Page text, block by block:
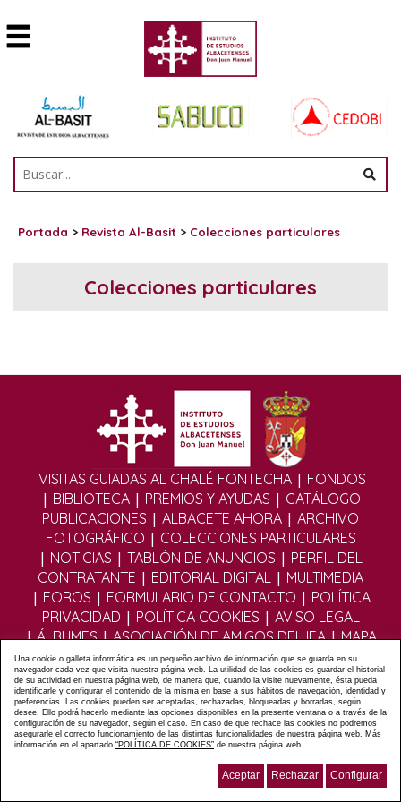
Portada > Revista Al-Basit > Colecciones particulares
Colecciones particulares
VISITAS GUIADAS AL CHALÉ FONTECHA | FONDOS
| BIBLIOTECA| PREMIOS Y AYUDAS | CATÁLOGO
PUBLICACIONES | ALBACETE AHORA | ARCHIVO
FOTOGRÁFICO | COLECCIONES PARTICULARES
| NOTICIAS | TABLÓN DE ANUNCIOS | PERFIL DEL
CONTRATANTE | EDITORIAL DIGITAL | MULTIMEDIA
| FOROS | FORMULARIO DE CONTACTO | POLÍTICA
PRIVACIDAD | POLÍTICA COOKIES | AVISO LEGAL
|ÁLBUMES|ASOCIACIÓN DE AMIGOS DEL IEA|MAPA
WEB
Diseño y Desarrollo web Im3diA comunicación
Una cookie o galleta informática es un pequeño archivo de información que se guarda en su
navegador cada vez que visita nuestra página web. La utilidad de las cookies es guardar el historial
de su actividad en nuestra página web, de manera que, cuando la visite nuevamente, ésta pueda
identificarle y configurar el contenido de la misma en base a sus hábitos de navegación, identidad y
preferencias. Las cookies pueden ser aceptadas, rechazadas, bloqueadas y borradas, según
desee. Ello podrá hacerlo mediante las opciones disponibles en la presente ventana o a través de la
configuración de su navegador, según el caso. En caso de que rechace las cookies no podremos
asegurarle el correcto funcionamiento de las distintas funcionalidades de nuestra página web. Más
información en el apartado “POLÍTICA DE COOKIES” de nuestra página web.
Aceptar Rechazar Configurar